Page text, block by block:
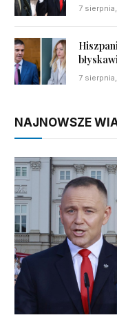
7
7
NAJNOWSZE